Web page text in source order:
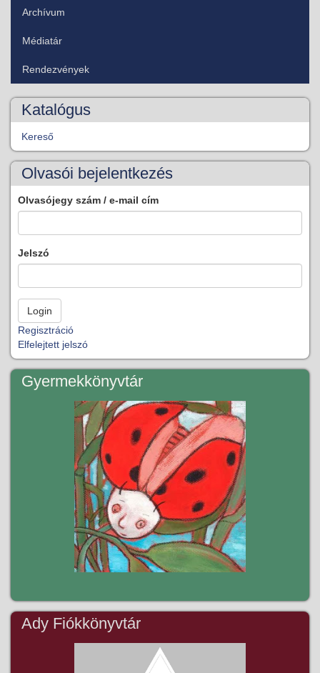
Archívum
Médiatár
Rendezvények
Katalógus
Kereső
Olvasói bejelentkezés
Olvasójegy szám / e-mail cím
Jelszó
Regisztráció
Elfelejtett jelszó
Gyermekkönyvtár
Ady Fiókkönyvtár